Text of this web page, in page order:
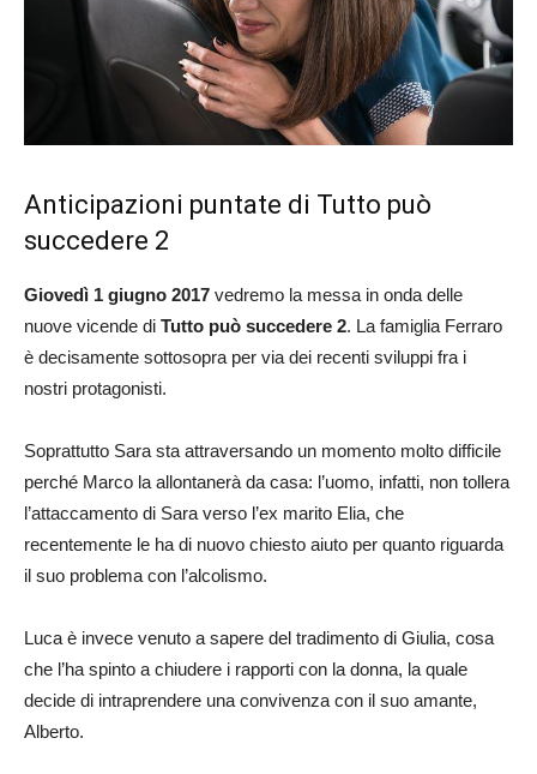
Anticipazioni puntate di Tutto può
succedere 2
Giovedì 1 giugno 2017 vedremo la messa in onda delle
nuove vicende di Tutto può succedere 2. La famiglia Ferraro
è decisamente sottosopra per via dei recenti sviluppi fra i
nostri protagonisti.
Soprattutto Sara sta attraversando un momento molto difficile
perché Marco la allontanerà da casa: l’uomo, infatti, non tollera
l’attaccamento di Sara verso l’ex marito Elia, che
recentemente le ha di nuovo chiesto aiuto per quanto riguarda
il suo problema con l’alcolismo.
Luca è invece venuto a sapere del tradimento di Giulia, cosa
che l’ha spinto a chiudere i rapporti con la donna, la quale
decide di intraprendere una convivenza con il suo amante,
Alberto.